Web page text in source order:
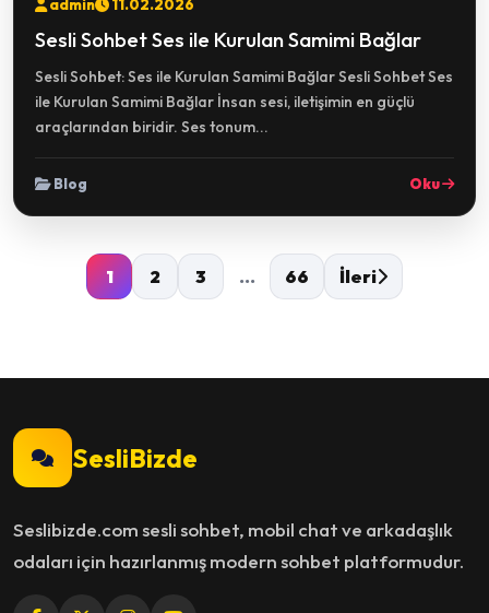
admin 11.02.2026
Sesli Sohbet Ses ile Kurulan Samimi Bağlar
Sesli Sohbet: Ses ile Kurulan Samimi Bağlar Sesli Sohbet Ses
ile Kurulan Samimi Bağlar İnsan sesi, iletişimin en güçlü
araçlarından biridir. Ses tonum...
Blog Oku
1 2 3 ... 66 İleri
SesliBizde
Seslibizde.com sesli sohbet, mobil chat ve arkadaşlık
odaları için hazırlanmış modern sohbet platformudur.